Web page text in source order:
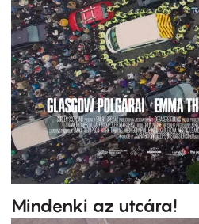
Mindenki az utcára!